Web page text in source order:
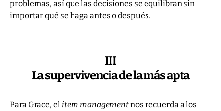
problemas, así que las decisiones se equilibran sin
importar qué se haga antes o después.
III
La supervivencia de la más apta
Para Grace, el item managementnos recuerda a los